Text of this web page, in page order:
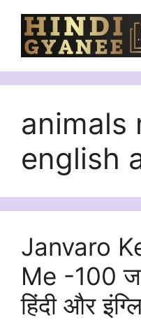
content
animals
english
Janvaro
Me -100
हिंदी और